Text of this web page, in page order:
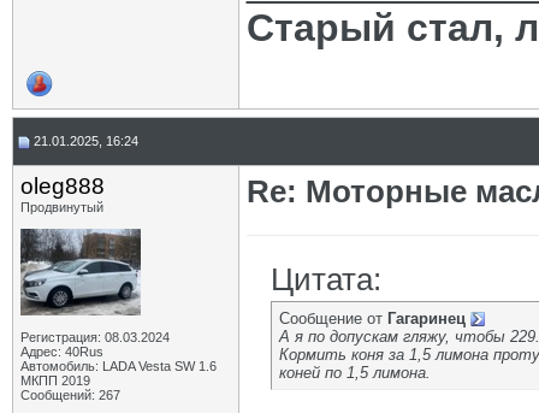
Старый стал,
21.01.2025, 16:24
oleg888
Продвинутый
Регистрация: 08.03.2024
Адрес: 40Rus
Автомобиль: LADA Vesta SW 1.6
МКПП 2019
Сообщений: 267
Re: Моторные
Цитата:
Сообщение от Гагаринец
А я по допускам гляжу, чтобы
Кормить коня за 1,5 лимона
коней по 1,5 лимона.